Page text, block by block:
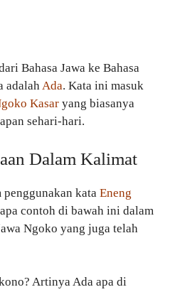
Bahasa Jawa ke Bahasa
adalahAda. Kata ini masuk
Kasar yang biasanya
sehari-hari.
Dalam Kalimat
kata Eneng
contoh di bawah ini dalam
Ngoko yang juga telah
Artinya Ada apa di